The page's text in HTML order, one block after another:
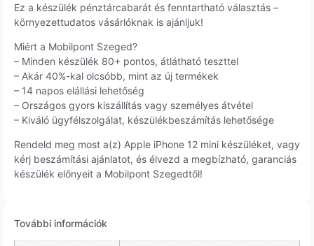
Ez a készülék pénztárcabarát és fenntartható választás –
környezettudatos vásárlóknak is ajánljuk!
Miért a Mobilpont Szeged?
– Minden készülék 80+ pontos, átlátható teszttel
– Akár 40%-kal olcsóbb, mint az új termékek
– 14 napos elállási lehetőség
– Országos gyors kiszállítás vagy személyes átvétel
– Kiváló ügyfélszolgálat, készülékbeszámítás lehetősége
Rendeld meg most a(z) Apple iPhone 12 mini készüléket, vagy
kérj beszámítási ajánlatot, és élvezd a megbízható, garanciás
készülék előnyeit a Mobilpont Szegedtől!
További információk